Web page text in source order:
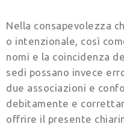
Nella consapevolezza
o intenzionale, così
nomi e la coincidenza
sedi possano invece
due associazioni e
debitamente e
offrire il presente